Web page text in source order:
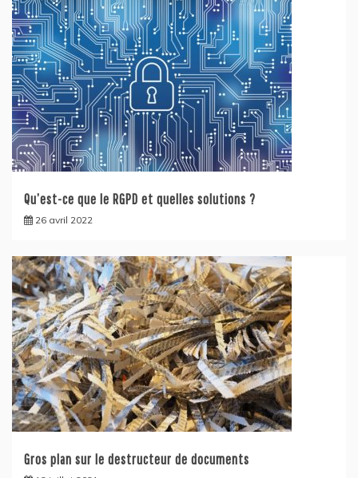
Qu’est-ce que le RGPD et quelles solutions ?
26 avril 2022
Gros plan sur le destructeur de documents